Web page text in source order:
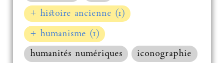
+ histoire ancienne (1)
+ humanisme (1)
humanités numériques
iconographie